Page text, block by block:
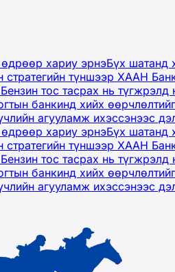
хариу эрнэБүх шатанд
стратегийн түншээр ХААН
Бензин тос тасрах нь
банкинд хийх
агууламж ихэссэнээс
хариу эрнэБүх шатанд
стратегийн түншээр ХААН
Бензин тос тасрах нь
банкинд хийх
агууламж ихэссэнээс